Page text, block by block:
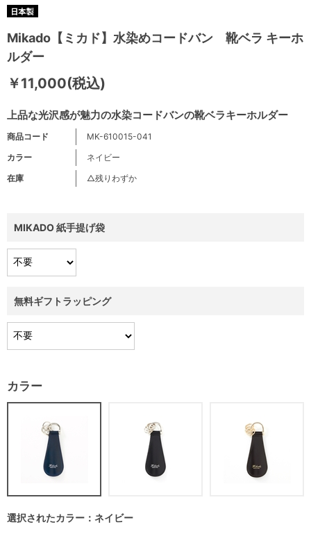
Mikado【ミカド】水染めコードバン 靴ベラ キーホ
ルダー
上品な光沢感が魅力の水染コードバンの靴ベラキーホルダー
￥11,000(税込)
商品コード
MK-610015-041
カラー
ネイビー
在庫
△残りわずか
MIKADO 紙手提げ袋
無料ギフトラッピング
カラー
選択されたカラー：ネイビー